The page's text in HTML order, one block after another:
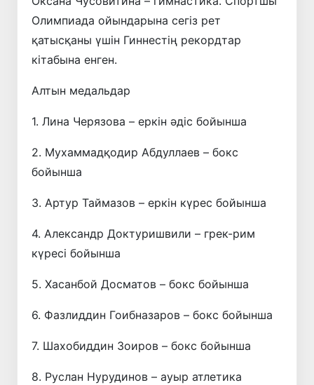
Олимпиада ойындарына сегіз рет
қатысқаны үшін Гиннестің рекордтар
кітабына енген.
Алтын медальдар
1. Лина Черязова – еркін әдіс бойынша
2. Мухаммадқодир Абдуллаев – бокс
бойынша
3. Артур Таймазов – еркін күрес бойынша
4. Александр Доктуришвили – грек-рим
күресі бойынша
5. Хасанбой Досматов – бокс бойынша
6. Фазлиддин Гоибназаров – бокс бойынша
7. Шахобиддин Зоиров – бокс бойынша
8. Руслан Нурудинов – ауыр атлетика